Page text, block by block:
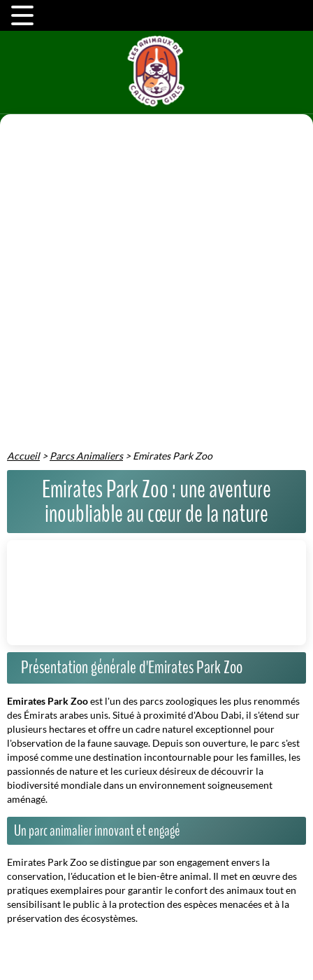
Accueil>Parcs Animaliers>Emirates Park Zoo
Emirates Park Zoo : une aventure
inoubliable au cœur de la nature
Présentation générale d'Emirates Park Zoo
Emirates Park Zooest l'un des parcs zoologiques les plus renommés
des Émirats arabes unis. Situé à proximité d'Abou Dabi, il s'étend sur
plusieurs hectares et offre un cadre naturel exceptionnel pour
l'observation de la faune sauvage. Depuis son ouverture, le parc s'est
imposé comme une destination incontournable pour les familles, les
passionnés de nature et les curieux désireux de découvrir la
biodiversité mondiale dans un environnement soigneusement
aménagé.
Un parc animalier innovant et engagé
Emirates Park Zoo se distingue par son engagement envers la
conservation, l'éducation et le bien-être animal. Il met en œuvre des
pratiques exemplaires pour garantir le confort des animaux tout en
sensibilisant le public à la protection des espèces menacées et à la
préservation des écosystèmes.